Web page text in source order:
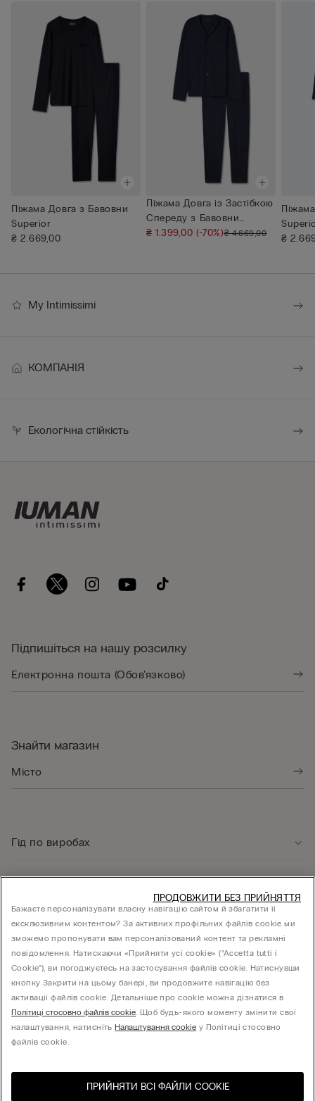
Виберіть розмір
Піжама Довга з Бавовни
Superior
₴ 2.669,00
Піжама Довга із Застібкою
Спереду з Бавовни
Superi...
₴ 1.399,00(-70%)₴ 4.669,00
₴
My Intimissimi
КОМПАНІЯ
Екологічна стійкість
Підпишіться на нашу розсилку
Знайти магазин
Гід по виробах
Юридична інформація
КОМПАНІЯ
Товариство з обмеженою відповідальністю "МНС ІНВЕСТМЕНТ" - 01014, місто Київ,
Бажаєте персоналізувати власну навігацію сайтом й збагатити її
ексклюзивним контентом? За активних профільних файлів cookie ми
зможемо пропонувати вам персоналізований контент та рекламні
повідомлення. Натискаючи «Прийняти усі cookie» (“Accetta tutti i
Cookie”), ви погоджуєтесь на застосування файлів cookie. Натиснувши
кнопку Закрити на цьому банері, ви продовжите навігацію без
активації файлів cookie. Детальніше про cookie можна дізнатися в
Політиці стосовно файлів cookie. Щоб будь-якого моменту змінити свої
налаштування, натиснітьНалаштування cookie у Політиці стосовно
файлів cookie.
ПРИЙНЯТИ ВСІ ФАЙЛИ СOOKIE
ПРОДОВЖИТИ БЕЗ ПРИЙНЯТТЯ